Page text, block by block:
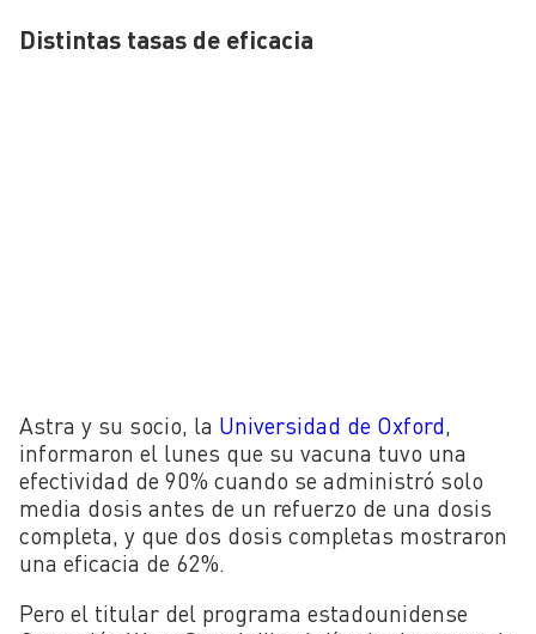
Distintas tasas de eficacia
Astra y su socio, la Universidad de Oxford,
informaron el lunes que su vacuna tuvo una
efectividad de 90% cuando se administró solo
media dosis antes de un refuerzo de una dosis
completa, y que dos dosis completas mostraron
una eficacia de 62%.
Pero el titular del programa estadounidense